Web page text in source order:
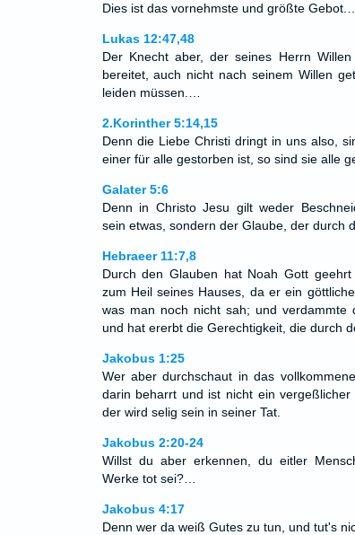
Dies ist das vornehmste und größte Gebot.…
Lukas 12:47,48
Der Knecht aber, der seines Herrn
bereitet, auch nicht nach seinem Willen
leiden müssen.…
2.Korinther 5:14,15
Denn die Liebe Christi dringt in uns also,
einer für alle gestorben ist, so sind sie alle
Galater 5:6
Denn in Christo Jesu gilt weder
sein etwas, sondern der Glaube, der durch
Hebraeer 11:7,8
Durch den Glauben hat Noah Gott
zum Heil seines Hauses, da er ein
was man noch nicht sah; und verdammte
und hat ererbt die Gerechtigkeit, die durch
Jakobus 1:25
Wer aber durchschaut in das
darin beharrt und ist nicht ein vergeßlicher
der wird selig sein in seiner Tat.
Jakobus 2:20-24
Willst du aber erkennen, du eitler
Werke tot sei?…
Jakobus 4:17
Denn wer da weiß Gutes zu tun, und tut's